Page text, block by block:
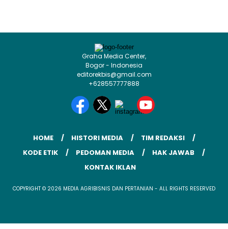
Graha Media Center,
Bogor - Indonesia
editorekbis@gmail.com
+628557777888
HOME HISTORI MEDIA
TIM REDAKSI
KODE ETIK
PEDOMAN MEDIA
HAK JAWAB
KONTAK IKLAN
COPYRIGHT © 2026 MEDIA AGRIBISNIS DAN PERTANIAN - ALL RIGHTS RESERVED